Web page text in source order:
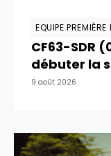
EQUIPE
CF63-SDR
débuter la
9 août 2026